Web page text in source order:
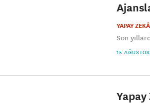
YAPAY ZEKÂ
Son
15
Yapay